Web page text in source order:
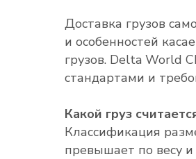
Доставка грузов
и особенностей
грузов. Delta World
стандартами и
Какой груз
Классификация
превышает по весу и